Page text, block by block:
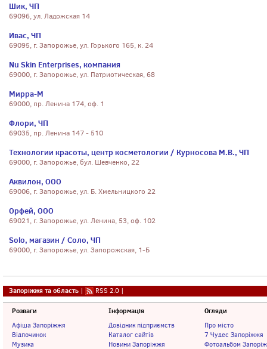
Шик, ЧП
69096, ул. Ладожская 14
Ивас, ЧП
69095, г. Запорожье, ул. Горького 165, к. 24
Nu Skin Enterprises, компания
69000, г. Запорожье, ул. Патриотическая, 68
Мирра-М
69000, пр. Ленина 174, оф. 1
Флори, ЧП
69035, пр. Ленина 147 - 510
Технологии красоты, центр косметологии / Курносова М.В., ЧП
69000, г. Запорожье, бул. Шевченко, 22
Аквилон, ООО
69006, г. Запорожье, ул. Б. Хмельницкого 22
Орфей, ООО
69021, г. Запорожье, ул. Ленина, 53, оф. 102
Solo, магазин / Соло, ЧП
69000, г. Запорожье, ул. Запорожская, 1-Б
Запоріжжя та область | RSS 2.0 |
Розваги
Афіша Запоріжжя
Відпочинок
Музика
Інформація
Довідник підприємств
Каталог сайтів
Новини Запоріжжя
Огляди
Про місто
7 Чудес Запоріжжя
Фотоальбом